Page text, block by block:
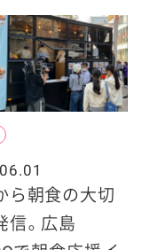
ら朝食の大切
信。広島